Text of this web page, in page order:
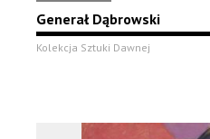
Generał Dąbrowski
Kolekcja Sztuki Dawnej